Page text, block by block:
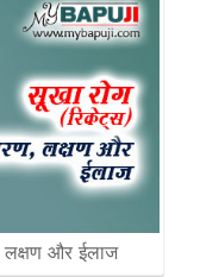
लक्षण और ईलाज